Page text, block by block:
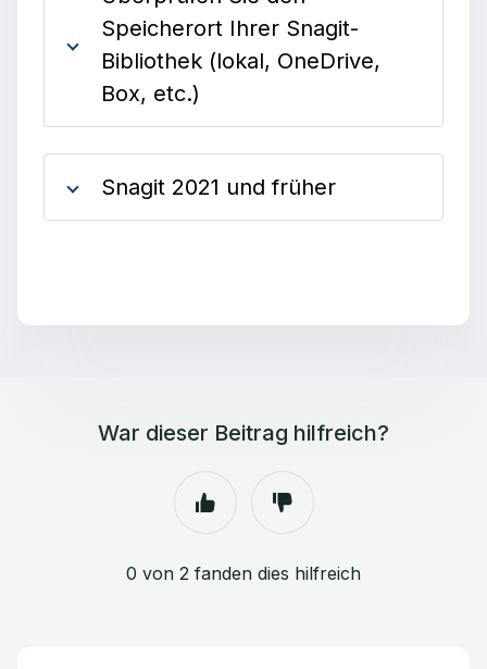
Speicherort Ihrer Snagit-
Bibliothek (lokal, OneDrive,
Box, etc.)
Snagit 2021 und früher
War dieser Beitrag hilfreich?
0 von 2 fanden dies hilfreich